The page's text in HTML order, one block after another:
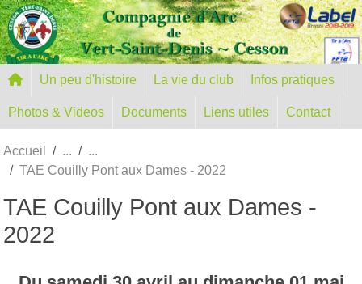
Un peu d'histoire La vie du club Infos pratiques
Photos & Videos Documents Liens utiles Contact
Accueil
TAE Couilly Pont aux Dames - 2022
TAE Couilly Pont aux Dames -
2022
Panneau de gestion des cookies